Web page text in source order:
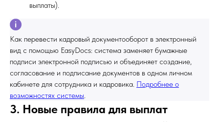
выплаты).
Как перевести кадровый документооборот в электронный
вид с помощью EasyDocs: система заменяет бумажные
подписи электронной подписью и объединяет создание,
согласование и подписание документов в одном личном
кабинете для сотрудника и кадровика. Подробнее о
возможностях системы.
3. Новые правила для выплат